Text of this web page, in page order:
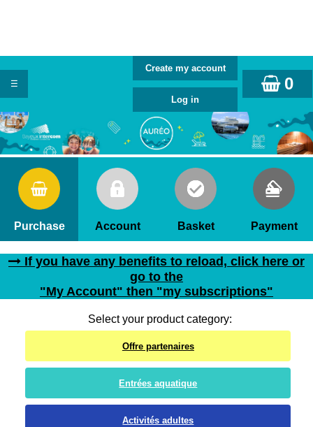
0
Purchase Account Basket Payment
If you have any benefits to reload, click here or
go to the
"My Account" then "my subscriptions"
Select your product category:
Offre partenaires
Entrées aquatique
Activités adultes